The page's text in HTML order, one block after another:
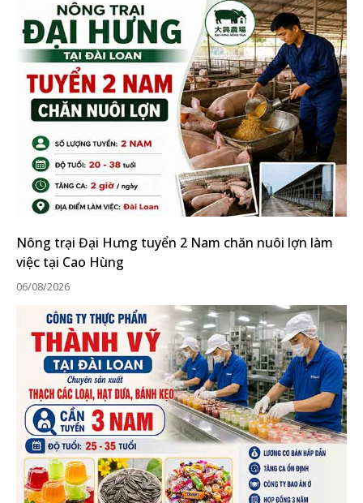
Nông trại Đại Hưng tuyển 2 Nam chăn nuôi lợn làm
việc tại Cao Hùng
06/08/2026